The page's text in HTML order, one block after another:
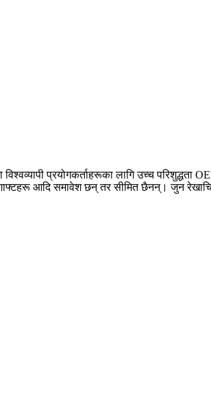
प्रयोगकर्ताहरूका लागि उच्च परिशुद्धता
आदि समावेश छन् तर सीमित छैनन्। जुन